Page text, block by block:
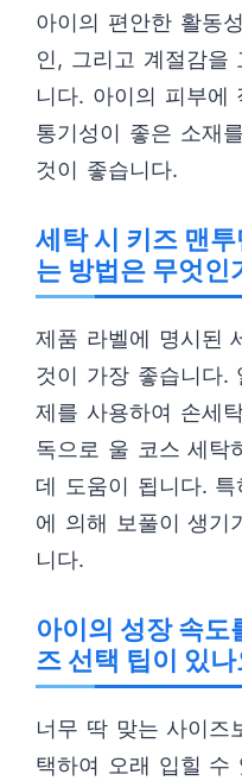
아이의 편안한 활동
인, 그리고 계절감을
니다. 아이의 피부에
통기성이 좋은 소재
것이 좋습니다.
세탁 시 키즈 맨
는 방법은 무엇인
제품 라벨에 명시된
것이 가장 좋습니다.
제를 사용하여 손세
독으로 울 코스 세탁
데 도움이 됩니다.
에 의해 보풀이 생기
니다.
아이의 성장 속도
즈 선택 팁이 있나
너무 딱 맞는 사이즈
택하여 오래 입힐 수